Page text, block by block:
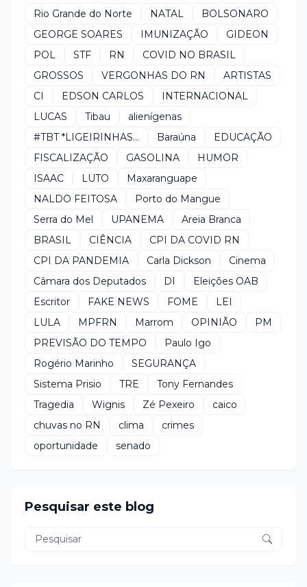
Rio Grande do Norte
NATAL
BOLSONARO
GEORGE SOARES
IMUNIZAÇÃO
GIDEON
POL
STF RN
COVID NO BRASIL
GROSSOS
VERGONHAS DO RN
ARTISTAS
CI
EDSON CARLOS
INTERNACIONAL
LUCAS
Tibau
alienígenas
#TBT *LIGEIRINHAS...
Baraúna
EDUCAÇÃO
FISCALIZAÇÃO
GASOLINA
HUMOR
ISAAC
LUTO
Maxaranguape
NALDO FEITOSA
Porto do Mangue
Serra do Mel
UPANEMA
Areia Branca
BRASIL
CIÊNCIA
CPI DA COVID RN
CPI DA PANDEMIA
Carla Dickson
Cinema
Câmara dos Deputados
DI
Eleições OAB
Escritor
FAKE NEWS FOME
LEI
LULA
MPFRN Marrom OPINIÃO
PM
PREVISÃO DO TEMPO
Paulo Igo
Rogério Marinho
SEGURANÇA
Sistema Prisio
TRE
Tony Fernandes
Tragedia
Wignis Zé Pexeiro
caico
chuvas no RN
clima
crimes
oportunidade
senado
Pesquisar este blog